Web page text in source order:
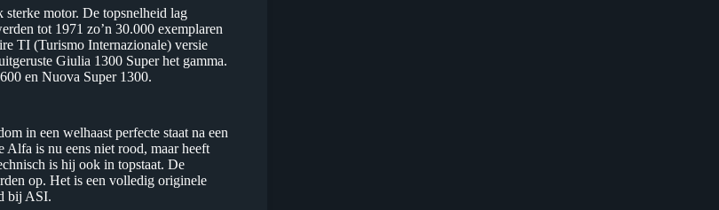
motor. De topsnelheid lag
tot 1971 zo’n 30.000 exemplaren
TI (Turismo Internazionale) versie
Giulia 1300 Super het gamma.
en Nuova Super 1300.
in een welhaast perfecte staat na een
Alfa is nu eens niet rood, maar heeft
is hij ook in topstaat. De
op. Het is een volledig originele
bij ASI.